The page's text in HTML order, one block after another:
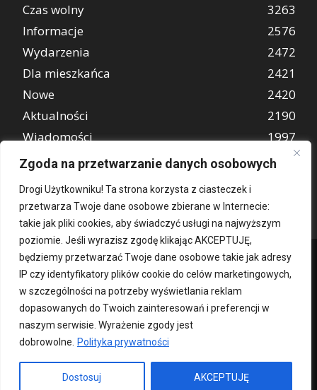
Zgoda na przetwarzanie danych osobowych
Drogi Użytkowniku! Ta strona korzysta z ciasteczek i
przetwarza Twoje dane osobowe zbierane w Internecie:
takie jak pliki cookies, aby świadczyć usługi na najwyższym
poziomie. Jeśli wyrazisz zgodę klikając AKCEPTUJĘ,
będziemy przetwarzać Twoje dane osobowe takie jak adresy
IP czy identyfikatory plików cookie do celów marketingowych,
w szczególności na potrzeby wyświetlania reklam
dopasowanych do Twoich zainteresowań i preferencji w
naszym serwisie. Wyrażenie zgody jest
dobrowolne.
Polityka prywatności
Dostosuj AKCEPTUJĘ
Czas wolny
3263
Informacje
2576
Wydarzenia
2472
Dla mieszkańca
2421
Nowe
2420
Aktualności
2190
Wiadomości
1997
REKLAMA
849
Kontakt O nas Patronat medialny